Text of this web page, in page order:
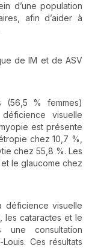
d’une population
afin d’aider à
de IM et de ASV
(56,5 % femmes)
visuelle
est présente
chez 10,7 %,
chez 55,8 %. Les
le glaucome chez
déficience visuelle
les cataractes et le
une consultation
Ces résultats